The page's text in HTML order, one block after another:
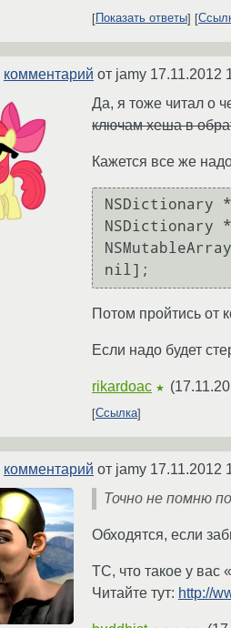
Показать ответы
комментарий от jamy 17.11.2012
Да, я тоже читал о
ключам хеша в
Кажется все же
NSDictionary
NSDictionary
Потом пройтись от
Если надо будет
rikardoac ★ (
Ссылка
комментарий от jamy 17.11.2012
Точно не помню
Обходятся, если
ТС, что такое у вас
Читайте тут: http://